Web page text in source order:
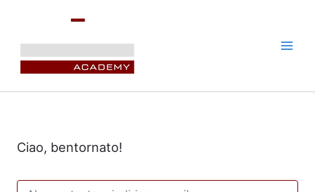
contenuto
Ciao, bentornato!